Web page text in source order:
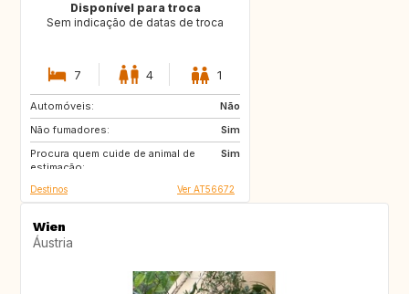
Disponível para troca
Sem indicação de datas de troca
7 4 1
Automóveis:
Não
Não fumadores:
Sim
Procura quem cuide de animal de
estimação:
Sim
PL
IS
PT
ES
Destinos Ver AT56672
Wien
Áustria